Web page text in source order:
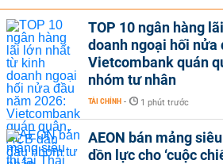
TOP 10 ngân hàng
doanh ngoại hối nửa
Vietcombank quán
nhóm tư nhân
TÀI CHÍNH - 1 phút trước
AEON bán mảng
dồn lực cho ‘cuộc